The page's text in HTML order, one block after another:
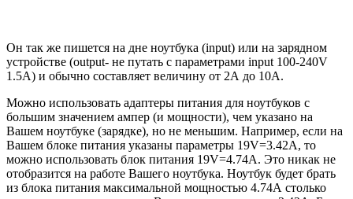
Он так же пишется на дне ноутбука (input) или на зарядном
устройстве (output- не путать с параметрами input 100-240V
1.5A) и обычно составляет величину от 2А до 10A.
Можно использовать адаптеры питания для ноутбуков с
большим значением ампер (и мощности), чем указано на
Вашем ноутбуке (зарядке), но не меньшим. Например, если на
Вашем блоке питания указаны параметры 19V=3.42A, то
можно использовать блок питания 19V=4.74A. Это никак не
отобразится на работе Вашего ноутбука. Ноутбук будет брать
из блока питания максимальной мощностью 4.74А столько